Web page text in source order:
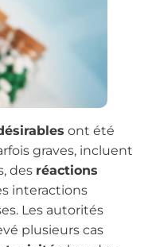
ont été
graves, incluent
des réactions
interactions
Les autorités
plusieurs cas